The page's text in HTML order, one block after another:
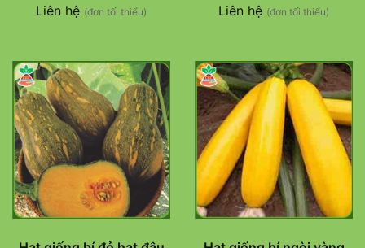
Liên hệ (đơn tối thiểu) Liên hệ (đơn tối thiểu)